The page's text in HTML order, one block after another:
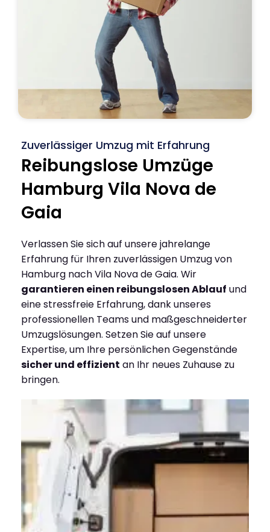
Zuverlässiger Umzug mit Erfahrung
Reibungslose Umzüge
Hamburg Vila Nova de
Gaia
Verlassen Sie sich auf unsere jahrelange
Erfahrung für Ihren zuverlässigen Umzug von
Hamburg nach Vila Nova de Gaia. Wir
garantieren einen reibungslosen Ablauf und
eine stressfreie Erfahrung, dank unseres
professionellen Teams und maßgeschneiderter
Umzugslösungen. Setzen Sie auf unsere
Expertise, um Ihre persönlichen Gegenstände
sicher und effizient an Ihr neues Zuhause zu
bringen.